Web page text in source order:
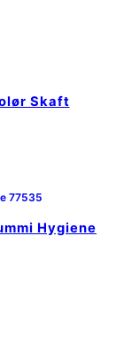
Skaft
Hygiene